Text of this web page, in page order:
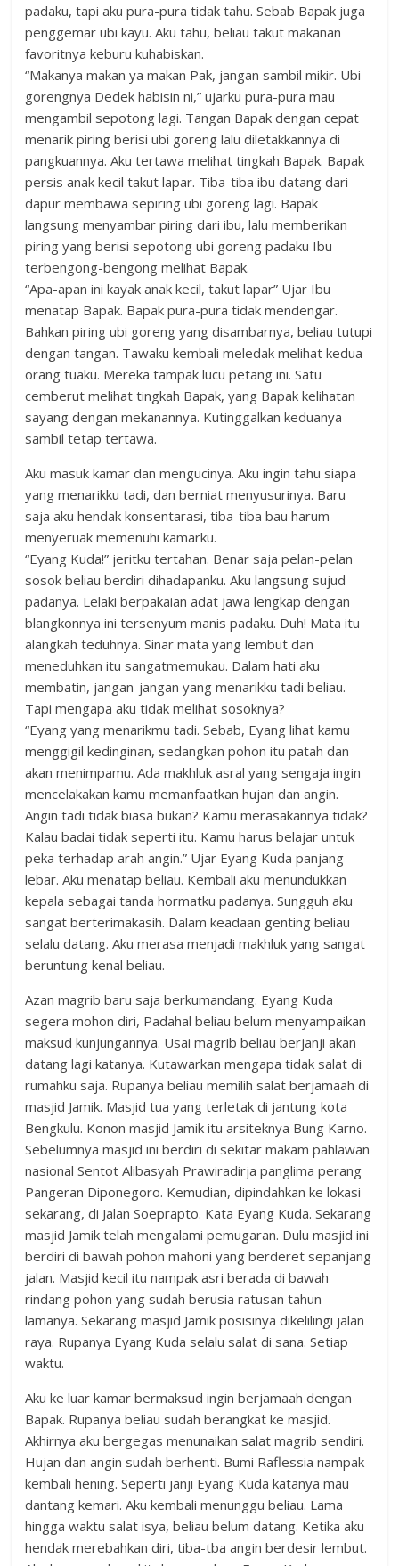
padaku, tapi aku pura-pura tidak tahu. Sebab Bapak juga
penggemar ubi kayu. Aku tahu, beliau takut makanan
favoritnya keburu kuhabiskan.
“Makanya makan ya makan Pak, jangan sambil mikir. Ubi
gorengnya Dedek habisin ni,” ujarku pura-pura mau
mengambil sepotong lagi. Tangan Bapak dengan cepat
menarik piring berisi ubi goreng lalu diletakkannya di
pangkuannya. Aku tertawa melihat tingkah Bapak. Bapak
persis anak kecil takut lapar. Tiba-tiba ibu datang dari
dapur membawa sepiring ubi goreng lagi. Bapak
langsung menyambar piring dari ibu, lalu memberikan
piring yang berisi sepotong ubi goreng padaku Ibu
terbengong-bengong melihat Bapak.
“Apa-apan ini kayak anak kecil, takut lapar” Ujar Ibu
menatap Bapak. Bapak pura-pura tidak mendengar.
Bahkan piring ubi goreng yang disambarnya, beliau tutupi
dengan tangan. Tawaku kembali meledak melihat kedua
orang tuaku. Mereka tampak lucu petang ini. Satu
cemberut melihat tingkah Bapak, yang Bapak kelihatan
sayang dengan mekanannya. Kutinggalkan keduanya
sambil tetap tertawa.
Aku masuk kamar dan mengucinya. Aku ingin tahu siapa
yang menarikku tadi, dan berniat menyusurinya. Baru
saja aku hendak konsentarasi, tiba-tiba bau harum
menyeruak memenuhi kamarku.
“Eyang Kuda!” jeritku tertahan. Benar saja pelan-pelan
sosok beliau berdiri dihadapanku. Aku langsung sujud
padanya. Lelaki berpakaian adat jawa lengkap dengan
blangkonnya ini tersenyum manis padaku. Duh! Mata itu
alangkah teduhnya. Sinar mata yang lembut dan
meneduhkan itu sangatmemukau. Dalam hati aku
membatin, jangan-jangan yang menarikku tadi beliau.
Tapi mengapa aku tidak melihat sosoknya?
“Eyang yang menarikmu tadi. Sebab, Eyang lihat kamu
menggigil kedinginan, sedangkan pohon itu patah dan
akan menimpamu. Ada makhluk asral yang sengaja ingin
mencelakakan kamu memanfaatkan hujan dan angin.
Angin tadi tidak biasa bukan? Kamu merasakannya tidak?
Kalau badai tidak seperti itu. Kamu harus belajar untuk
peka terhadap arah angin.” Ujar Eyang Kuda panjang
lebar. Aku menatap beliau. Kembali aku menundukkan
kepala sebagai tanda hormatku padanya. Sungguh aku
sangat berterimakasih. Dalam keadaan genting beliau
selalu datang. Aku merasa menjadi makhluk yang sangat
beruntung kenal beliau.
Azan magrib baru saja berkumandang. Eyang Kuda
segera mohon diri, Padahal beliau belum menyampaikan
maksud kunjungannya. Usai magrib beliau berjanji akan
datang lagi katanya. Kutawarkan mengapa tidak salat di
rumahku saja. Rupanya beliau memilih salat berjamaah di
masjid Jamik. Masjid tua yang terletak di jantung kota
Bengkulu. Konon masjid Jamik itu arsiteknya Bung Karno.
Sebelumnya masjid ini berdiri di sekitar makam pahlawan
nasional Sentot Alibasyah Prawiradirja panglima perang
Pangeran Diponegoro. Kemudian, dipindahkan ke lokasi
sekarang, di Jalan Soeprapto. Kata Eyang Kuda. Sekarang
masjid Jamik telah mengalami pemugaran. Dulu masjid ini
berdiri di bawah pohon mahoni yang berderet sepanjang
jalan. Masjid kecil itu nampak asri berada di bawah
rindang pohon yang sudah berusia ratusan tahun
lamanya. Sekarang masjid Jamik posisinya dikelilingi jalan
raya. Rupanya Eyang Kuda selalu salat di sana. Setiap
waktu.
Aku ke luar kamar bermaksud ingin berjamaah dengan
Bapak. Rupanya beliau sudah berangkat ke masjid.
Akhirnya aku bergegas menunaikan salat magrib sendiri.
Hujan dan angin sudah berhenti. Bumi Raflessia nampak
kembali hening. Seperti janji Eyang Kuda katanya mau
dantang kemari. Aku kembali menunggu beliau. Lama
hingga waktu salat isya, beliau belum datang. Ketika aku
hendak merebahkan diri, tiba-tba angin berdesir lembut.